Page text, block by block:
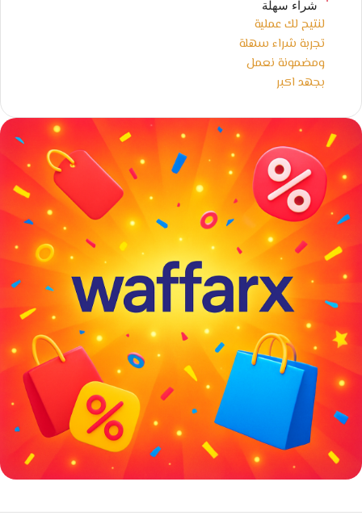
شراء سهلة
لنتيح لك عملية
تجربة شراء سهلة
ومضمونة نعمل
بجهد اكبر
خصومات كبيرة